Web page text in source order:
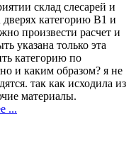
склад слесарей и
дверях категорию В1 и
произвести расчет и
указана только эта
категорию по
и каким образом? я не
так как исходила из
материалы.
...